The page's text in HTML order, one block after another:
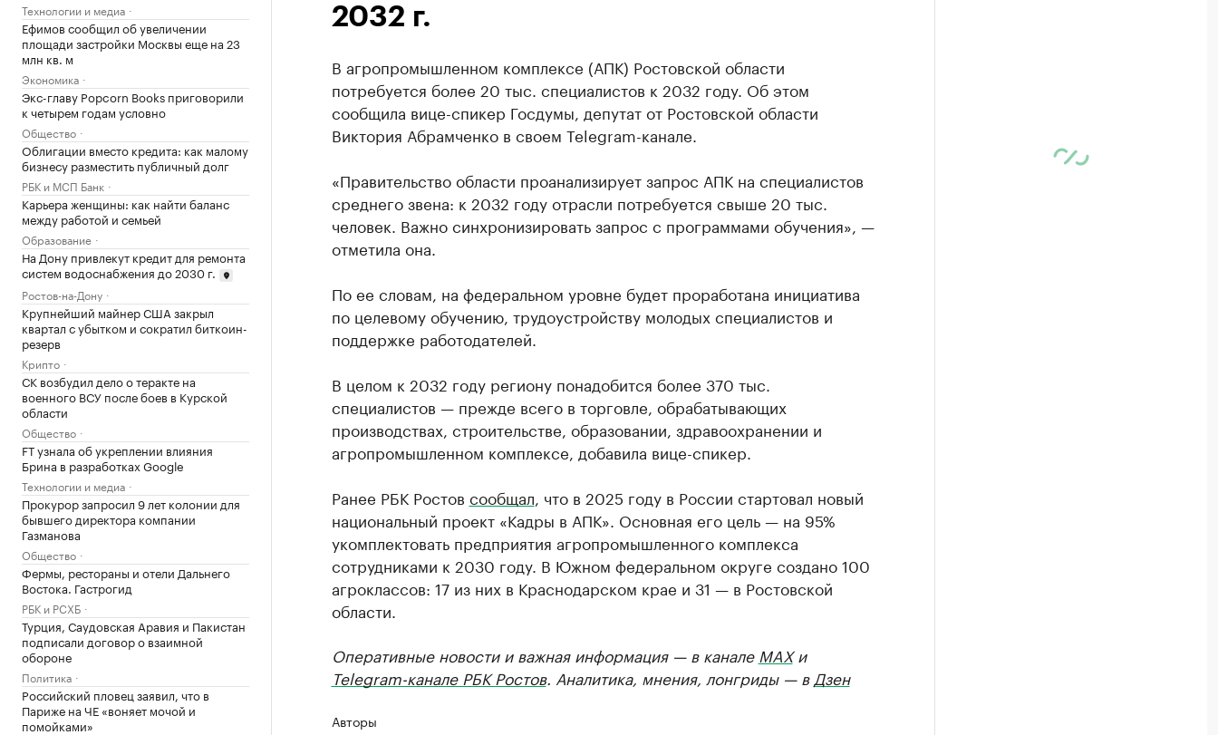
Технологии и медиа
Ефимов сообщил об увеличении
площади застройки Москвы еще на 23
млн кв. м
Экономика
Экс-главу Popcorn Books приговорили
к четырем годам условно
Общество
Облигации вместо кредита: как малому
бизнесу разместить публичный долг
РБК и МСП Банк
Карьера женщины: как найти баланс
между работой и семьей
Образование
На Дону привлекут кредит для ремонта
систем водоснабжения до 2030 г.
Ростов-на-Дону
Крупнейший майнер США закрыл
квартал с убытком и сократил биткоин-
резерв
Крипто
СК возбудил дело о теракте на
военного ВСУ после боев в Курской
области
Общество
FT узнала об укреплении влияния
Брина в разработках Google
Технологии и медиа
Прокурор запросил 9 лет колонии для
бывшего директора компании
Газманова
Общество
Фермы, рестораны и отели Дальнего
Востока. Гастрогид
РБК и РСХБ
Турция, Саудовская Аравия и Пакистан
подписали договор о взаимной
обороне
Политика
Российский пловец заявил, что в
Париже на ЧЕ «воняет мочой и
помойками»
2032 г.
В агропромышленном комплексе (АПК) Ростовской области
потребуется более 20 тыс. специалистов к 2032 году. Об этом
сообщила вице-спикер Госдумы, депутат от Ростовской области
Виктория Абрамченко в своем Telegram-канале.
«Правительство области проанализирует запрос АПК на специалистов
среднего звена: к 2032 году отрасли потребуется свыше 20 тыс.
человек. Важно синхронизировать запрос с программами обучения», —
отметила она.
По ее словам, на федеральном уровне будет проработана инициатива
по целевому обучению, трудоустройству молодых специалистов и
поддержке работодателей.
В целом к 2032 году региону понадобится более 370 тыс.
специалистов — прежде всего в торговле, обрабатывающих
производствах, строительстве, образовании, здравоохранении и
агропромышленном комплексе, добавила вице-спикер.
Ранее РБК Ростов сообщал , что в 2025 году в России стартовал новый
национальный проект «Кадры в АПК». Основная его цель — на 95%
укомплектовать предприятия агропромышленного комплекса
сотрудниками к 2030 году. В Южном федеральном округе создано 100
агроклассов: 17 из них в Краснодарском крае и 31 — в Ростовской
области.
Оперативные новости и важная информация — в канале MAXи
Telegram-канале РБК Ростов. Аналитика, мнения, лонгриды — в Дзен
Авторы